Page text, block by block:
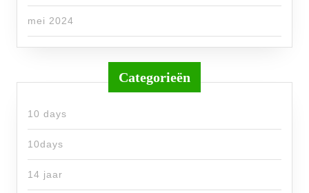
mei 2024
Categorieën
10 days
10days
14 jaar